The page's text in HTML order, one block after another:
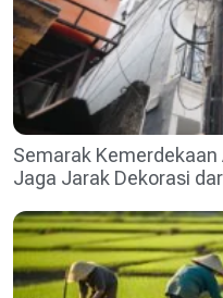
Semarak Kemerdekaan
Jaga Jarak Dekorasi